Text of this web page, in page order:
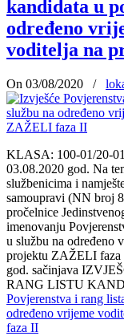
kandidata u
određeno
voditelja na
On 03/08/2020 /
KLASA: 100-01/20-
03.08.2020 god. Na
službenicima i
samoupravi (NN broj
pročelnice
imenovanju
u službu na određeno
projektu ZAŽELI faza
god. sačinjava
RANG LISTU
Povjerenstva i rang
određeno vrijeme
faza II